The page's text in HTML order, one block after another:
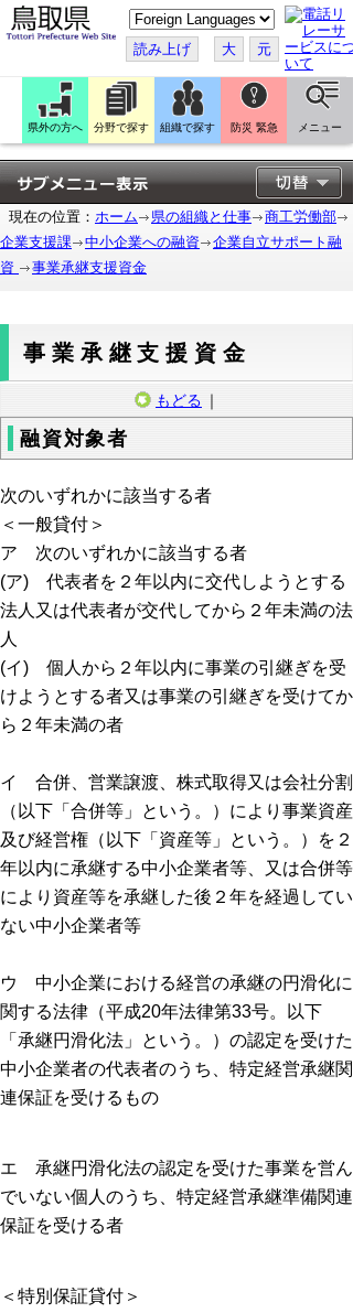
こ
の
ペ
ー
ジ
翻
訳
す
る
読み上げ 大 元
県外の方へ 分野で探す 組織で探す 防災 緊急 メニュー
現在の位置： ホーム 県の組織と仕事
商工労働部
企業支援課
中小企業への融資
企業自立サポート融
資
事業承継支援資金
事業承継支援資金
もどる ｜
融資対象者
次のいずれかに該当する者
＜一般貸付＞
ア 次のいずれかに該当する者
(ア) 代表者を２年以内に交代しようとする
法人又は代表者が交代してから２年未満の法
人
(イ) 個人から２年以内に事業の引継ぎを受
けようとする者又は事業の引継ぎを受けてか
ら２年未満の者
イ 合併、営業譲渡、株式取得又は会社分割
（以下「合併等」という。）により事業資産
及び経営権（以下「資産等」という。）を２
年以内に承継する中小企業者等、又は合併等
により資産等を承継した後２年を経過してい
ない中小企業者等
ウ 中小企業における経営の承継の円滑化に
関する法律（平成20年法律第33号。以下
「承継円滑化法」という。）の認定を受けた
中小企業者の代表者のうち、特定経営承継関
連保証を受けるもの
エ 承継円滑化法の認定を受けた事業を営ん
でいない個人のうち、特定経営承継準備関連
保証を受ける者
＜特別保証貸付＞